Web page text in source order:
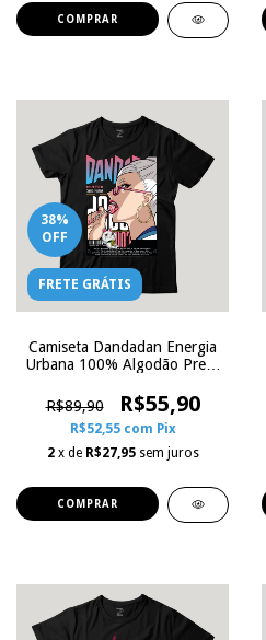
COMPRAR
38%
OFF
FRETE GRÁTIS
Camiseta Dandadan Energia
Urbana 100% Algodão Preta
R$89,90
R$55,90
R$52,55 com Pix
2 x de R$27,95 sem juros
COMPRAR